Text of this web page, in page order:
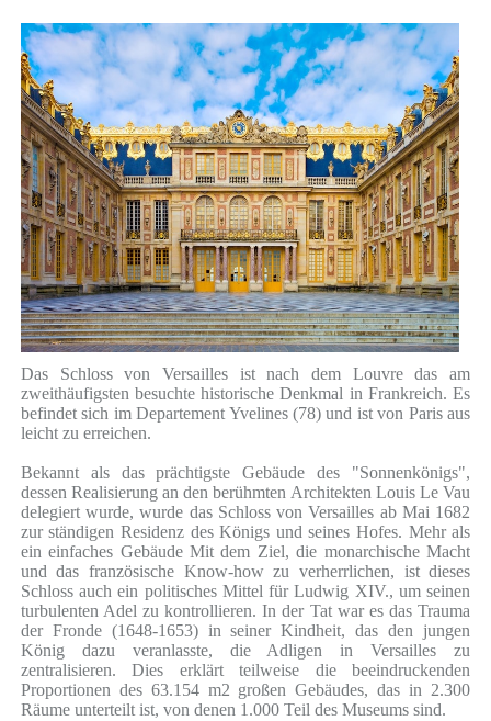
Das Schloss von Versailles ist nach dem Louvre das am
zweithäufigsten besuchte historische Denkmal in Frankreich. Es
befindet sich im Departement Yvelines (78) und ist von Paris aus
leicht zu erreichen.
Bekannt als das prächtigste Gebäude des "Sonnenkönigs",
dessen Realisierung an den berühmten Architekten Louis Le Vau
delegiert wurde, wurde das Schloss von Versailles ab Mai 1682
zur ständigen Residenz des Königs und seines Hofes. Mehr als
ein einfaches Gebäude Mit dem Ziel, die monarchische Macht
und das französische Know-how zu verherrlichen, ist dieses
Schloss auch ein politisches Mittel für Ludwig XIV., um seinen
turbulenten Adel zu kontrollieren. In der Tat war es das Trauma
der Fronde (1648-1653) in seiner Kindheit, das den jungen
König dazu veranlasste, die Adligen in Versailles zu
zentralisieren. Dies erklärt teilweise die beeindruckenden
Proportionen des 63.154 m2 großen Gebäudes, das in 2.300
Räume unterteilt ist, von denen 1.000 Teil des Museums sind.